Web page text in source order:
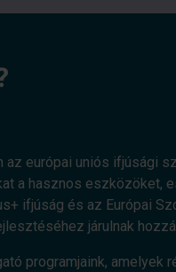
az európai uniós ifjúsági
a hasznos eszközöket,
ifjúság és az Európai
járulnak
programjaink, amelyek